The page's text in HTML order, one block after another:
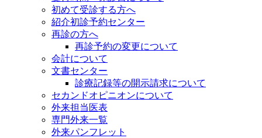
初めて受診する方へ
紹介初診予約センター
再診の方へ
再診予約の変更について
会計について
文書センター
診療記録等の開示請求について
セカンドオピニオンについて
外来担当医表
専門外来一覧
外来パンフレット